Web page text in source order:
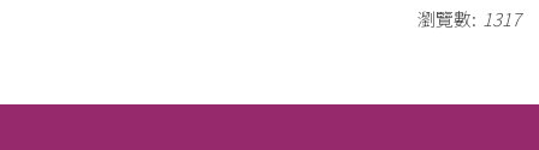
瀏覽數: 1317